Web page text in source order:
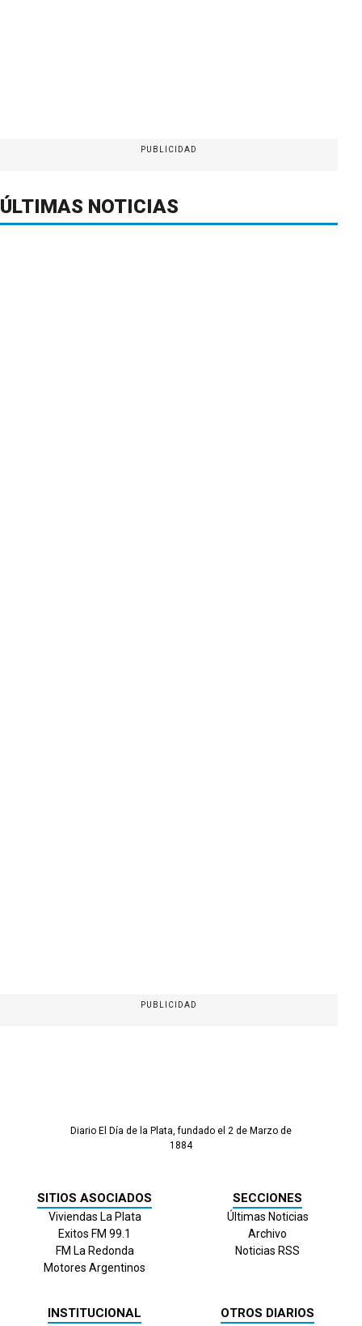
PUBLICIDAD
ÚLTIMAS NOTICIAS
PUBLICIDAD
Diario El Día de la Plata, fundado el 2 de Marzo de
1884
SITIOS ASOCIADOS
Viviendas La Plata
Exitos FM 99.1
FM La Redonda
Motores Argentinos
SECCIONES
Últimas Noticias
Archivo
Noticias RSS
INSTITUCIONAL OTROS DIARIOS